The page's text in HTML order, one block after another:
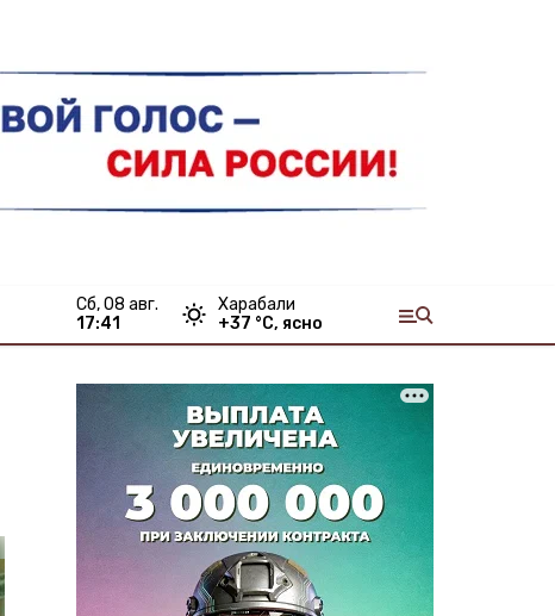
сб, 08 авг.
17:41
Харабали
+37 °С, ясно